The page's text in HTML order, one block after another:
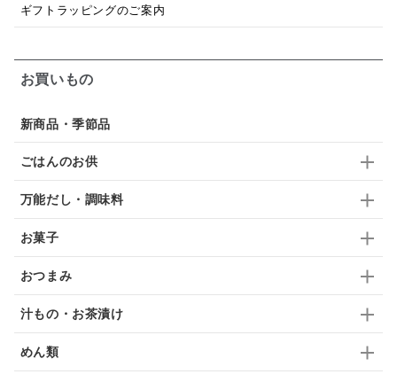
梅 レモン ペースト
ガーリック 柚子 ハーブティー つゆ
ブランデー
ふりかけ
抹茶 レトルト
九条ねぎ
ギフトラッピングのご案内
お買いもの
新商品・季節品
ごはんのお供
万能だし・調味料
お菓子
おつまみ
汁もの・お茶漬け
めん類